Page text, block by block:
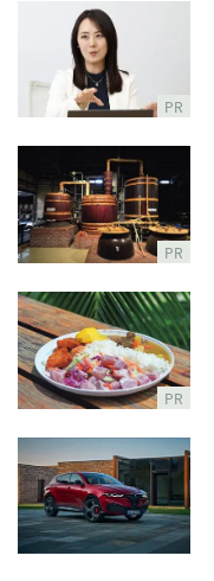
PR
PR
PR